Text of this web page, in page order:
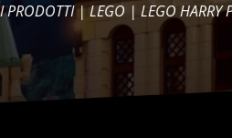
PRODOTTI|LEGO | LEGO HARRY